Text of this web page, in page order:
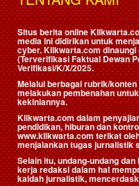
Situs berita online
media ini didirikan untuk
cyber. Klikwarta.com dinaungi
(Terverifikasi Faktual Dewan
Verifikasi/K/X/2025.
Melalui berbagai rubrik/
melakukan pembenahan
kekiniannya.
Klikwarta.com dalam
pendidikan, hiburan dan
www.klikwarta.com terikat
menjalankan tugas jurnalistik
Selain itu, undang-undang
kerja redaksi dalam hal
kaidah jurnalistik,